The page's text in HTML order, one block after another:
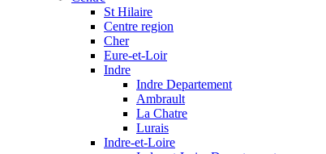
St Hilaire
Centre region
Cher
Eure-et-Loir
Indre
Indre Departement
Ambrault
La Chatre
Lurais
Indre-et-Loire